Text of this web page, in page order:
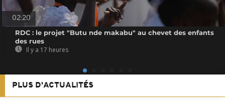
02:20
RDC : le projet "Butu nde makabu" au chevet des enfants
des rues
Il y a 17 heures
PLUS D'ACTUALITÉS